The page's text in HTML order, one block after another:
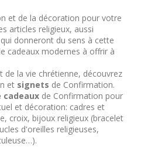
et de la décoration pour votre
articles religieux, aussi
donneront du sens à cette
cadeaux modernes à offrir à
de la vie chrétienne, découvrez
et signets de Confirmation.
cadeaux de Confirmation pour
et décoration: cadres et
croix, bijoux religieux (bracelet
d'oreilles religieuses,